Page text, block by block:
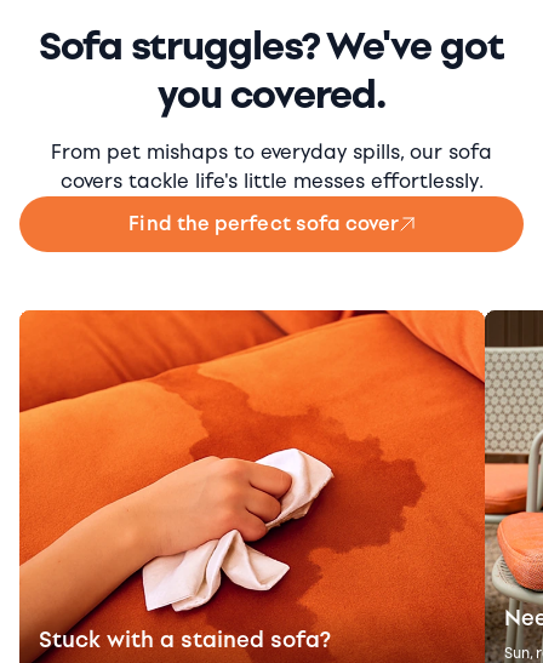
Sofa struggles? We've got
you covered.
From pet mishaps to everyday spills, our sofa
covers tackle life's little messes effortlessly.
Find the perfect sofa cover
Stuck with a stained sofa?
Sun,